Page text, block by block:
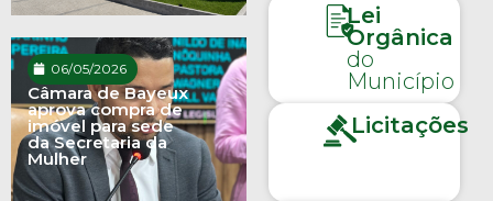
06/05/2026
Câmara de Bayeux
aprova compra de
imóvel para sede
da Secretaria da
Mulher
Lei
Orgânica
do
Município
Licitações